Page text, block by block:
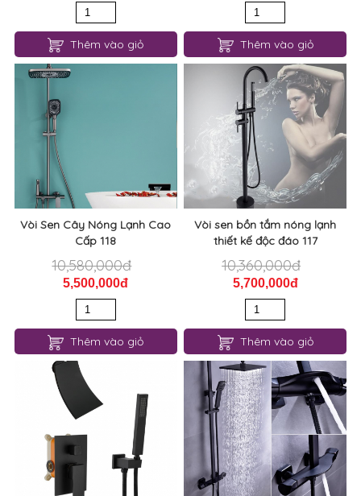
Thêm vào giỏ Thêm vào giỏ
Vòi Sen Cây Nóng Lạnh Cao
Cấp 118
10,580,000đ
5,500,000đ
Thêm vào giỏ
Vòi sen bồn tắm nóng lạnh
thiết kế độc đáo 117
10,360,000đ
5,700,000đ
Thêm vào giỏ